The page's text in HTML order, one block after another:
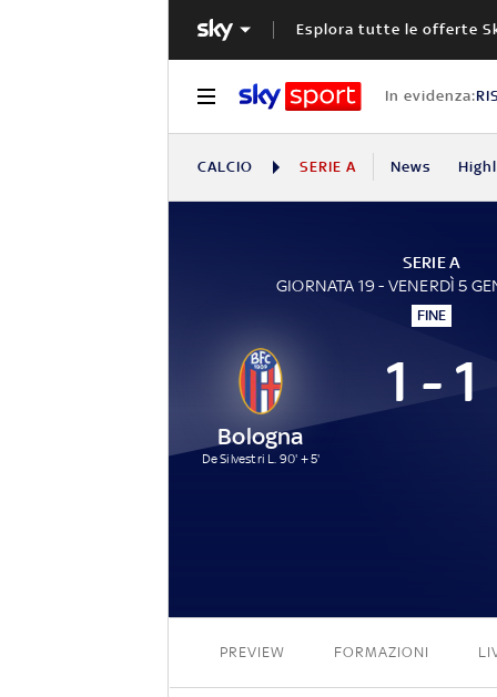
Esplora tutte le offerte
In evidenza:
CALCIO SERIE A News
SERIE A
GIORNATA 19 - VENERDÌ 5
FINE
Bologna
De Silvestri L. 90' + 5'
1 - 1
PREVIEW FORMAZIONI